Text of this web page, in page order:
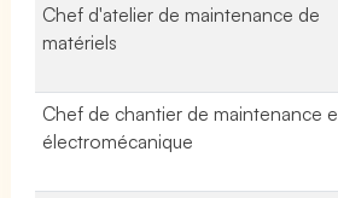
Chef d'atelier de maintenance de
matériels
Chef de chantier de maintenance
électromécanique